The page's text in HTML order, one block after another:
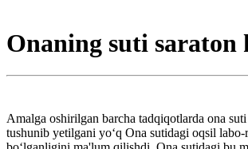
Onaning suti
Amalga oshirilgan barcha tadqiqotlarda ona
tushunib yetilgani yo‘q Ona sutidagi oqsil